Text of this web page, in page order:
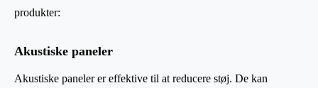
produkter:
Akustiske paneler
Akustiske paneler er effektive til at reducere støj. De kan